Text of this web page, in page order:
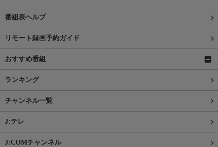
番組表ヘルプ
リモート録画予約ガイド
おすすめ番組
ランキング
チャンネル一覧
J:テレ
J:COMチャンネル